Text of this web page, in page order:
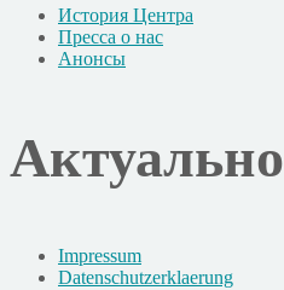
История Центра
Пресса о нас
Анонсы
Актуально
Impressum
Datenschutzerklaerung